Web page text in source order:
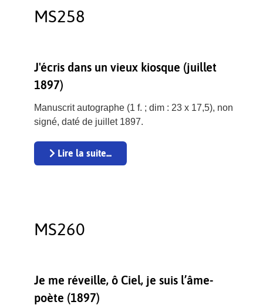
MS258
J'écris dans un vieux kiosque (juillet
1897)
Manuscrit autographe (1 f. ; dim : 23 x 17,5), non
signé, daté de juillet 1897.
Lire la suite...
MS260
Je me réveille, ô Ciel, je suis l’âme-
poète (1897)